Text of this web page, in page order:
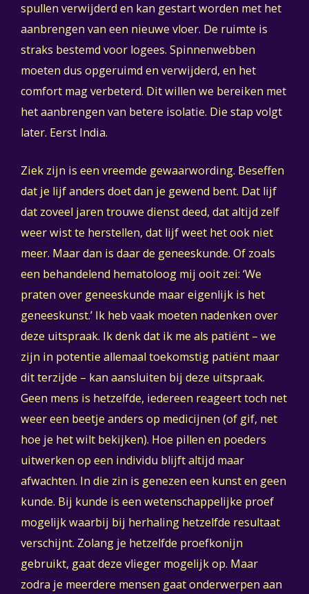
spullen verwijderd en kan gestart worden met het
aanbrengen van een nieuwe vloer. De ruimte is
straks bestemd voor logees. Spinnenwebben
moeten dus opgeruimd en verwijderd, en het
comfort mag verbeterd. Dit willen we bereiken met
het aanbrengen van betere isolatie. Die stap volgt
later. Eerst India.
Ziek zijn is een vreemde gewaarwording. Beseffen
dat je lijf anders doet dan je gewend bent. Dat lijf
dat zoveel jaren trouwe dienst deed, dat altijd zelf
weer wist te herstellen, dat lijf weet het ook niet
meer. Maar dan is daar de geneeskunde. Of zoals
een behandelend hematoloog mij ooit zei: ‘We
praten over geneeskunde maar eigenlijk is het
geneeskunst.’ Ik heb vaak moeten nadenken over
deze uitspraak. Ik denk dat ik me als patiënt – we
zijn in potentie allemaal toekomstig patiënt maar
dit terzijde – kan aansluiten bij deze uitspraak.
Geen mens is hetzelfde, iedereen reageert toch net
weer een beetje anders op medicijnen (of gif, net
hoe je het wilt bekijken). Hoe pillen en poeders
uitwerken op een individu blijft altijd maar
afwachten. In die zin is genezen een kunst en geen
kunde. Bij kunde is een wetenschappelijke proef
mogelijk waarbij bij herhaling hetzelfde resultaat
verschijnt. Zolang je hetzelfde proefkonijn
gebruikt, gaat deze vlieger mogelijk op. Maar
zodra je meerdere mensen gaat onderwerpen aan